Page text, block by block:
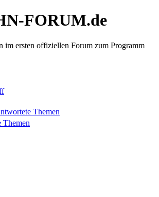
FORUM.de
im ersten offiziellen Forum zum Programm
Themen
Themen